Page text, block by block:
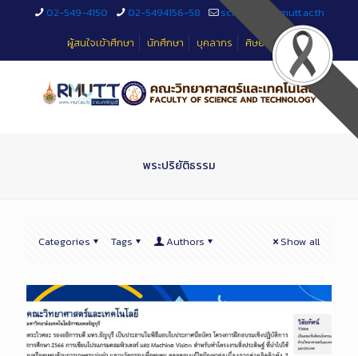
02-549-4150 02-5494156-58
sciteched@rmutt.ac.th
ผู้สนใจเข้าศึกษา
นักศึกษา บุคลากร ศิษย์เก่า
พระปริยัติธรรม
Categories Tags Authors Show all